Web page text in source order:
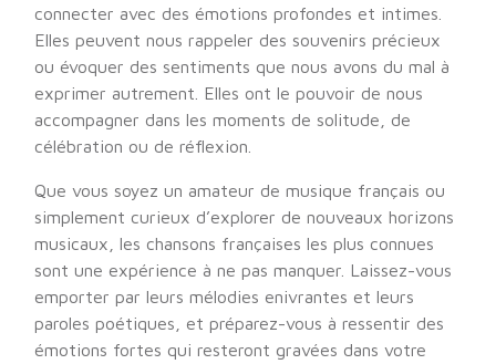
connecter avec des émotions profondes et intimes.
Elles peuvent nous rappeler des souvenirs précieux
ou évoquer des sentiments que nous avons du mal à
exprimer autrement. Elles ont le pouvoir de nous
accompagner dans les moments de solitude, de
célébration ou de réflexion.
Que vous soyez un amateur de musique français ou
simplement curieux d’explorer de nouveaux horizons
musicaux, les chansons françaises les plus connues
sont une expérience à ne pas manquer. Laissez-vous
emporter par leurs mélodies enivrantes et leurs
paroles poétiques, et préparez-vous à ressentir des
émotions fortes qui resteront gravées dans votre